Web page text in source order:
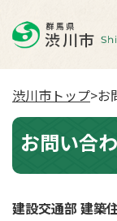
渋川市トップ>お
お問い合
建設交通部 建築